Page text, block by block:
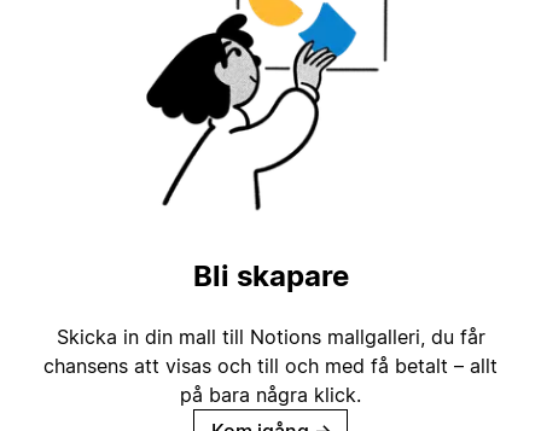
Bli skapare
Skicka in din mall till Notions mallgalleri, du får
chansens att visas och till och med få betalt – allt
på bara några klick.